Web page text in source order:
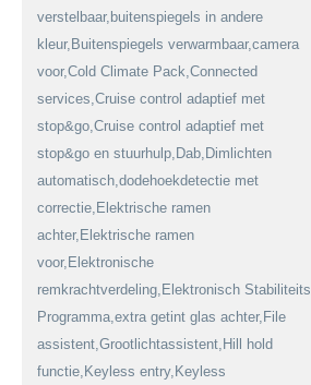
verstelbaar,buitenspiegels in andere
kleur,Buitenspiegels verwarmbaar,camera
voor,Cold Climate Pack,Connected
services,Cruise control adaptief met
stop&go,Cruise control adaptief met
stop&go en stuurhulp,Dab,Dimlichten
automatisch,dodehoekdetectie met
correctie,Elektrische ramen
achter,Elektrische ramen
voor,Elektronische
remkrachtverdeling,Elektronisch Stabiliteits
Programma,extra getint glas achter,File
assistent,Grootlichtassistent,Hill hold
functie,Keyless entry,Keyless